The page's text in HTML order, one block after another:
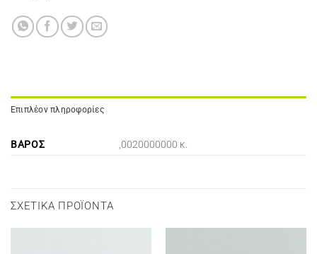
Επιπλέον πληροφορίες
ΒΆΡΟΣ ,0020000000 κ.
ΣΧΕΤΙΚΆ ΠΡΟΪΌΝΤΑ